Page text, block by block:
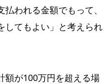
われる金額でもって、
してもよい」と考えられ
額が100万円を超える場